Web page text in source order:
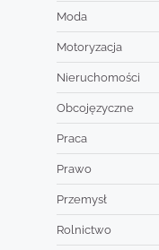
Moda
Motoryzacja
Nieruchomości
Obcojęzyczne
Praca
Prawo
Przemysł
Rolnictwo